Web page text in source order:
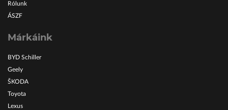
Rólunk
ÁSZF
Márkáink
BYD Schiller
Geely
ŠKODA
Toyota
Lexus